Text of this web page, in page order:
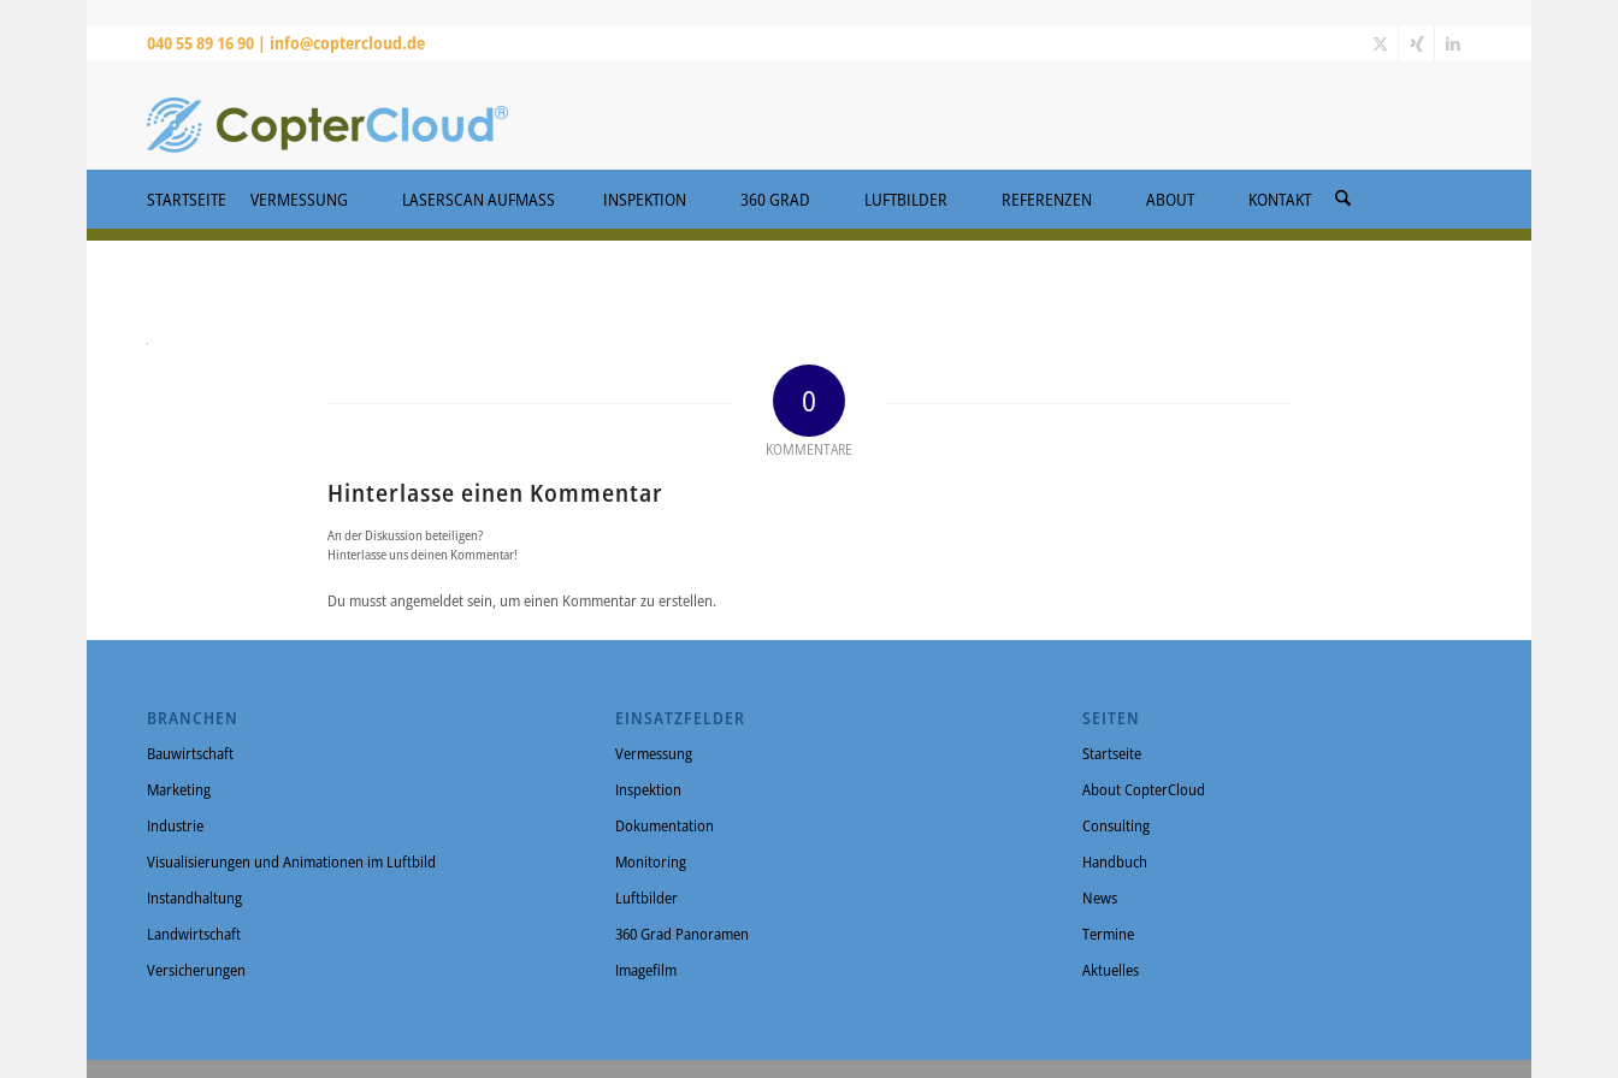
040 55 89 16 90 | info@coptercloud.de
STARTSEITE VERMESSUNG LASERSCAN AUFMASS INSPEKTION 360 GRAD LUFTBILDER REFERENZEN ABOUT KONTAKT
0
KOMMENTARE
Hinterlasse einen Kommentar
An der Diskussion beteiligen?
Hinterlasse uns deinen Kommentar!
Du musst angemeldet sein, um einen Kommentar zu erstellen.
BRANCHEN
Bauwirtschaft
Marketing
Industrie
Visualisierungen und Animationen im Luftbild
Instandhaltung
Landwirtschaft
Versicherungen
EINSATZFELDER
Vermessung
Inspektion
Dokumentation
Monitoring
Luftbilder
360 Grad Panoramen
Imagefilm
SEITEN
Startseite
About CopterCloud
Consulting
Handbuch
News
Termine
Aktuelles